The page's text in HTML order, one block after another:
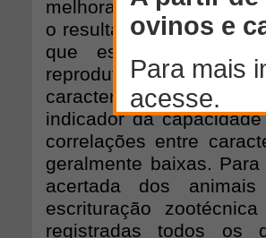
melhoramento em que
o resultado do seu
que está submetido
reprodutivo bem como
caracteres
indicador da
correlações entre
geralmente baixas.
acertada dos
escrituração
registradas todos os